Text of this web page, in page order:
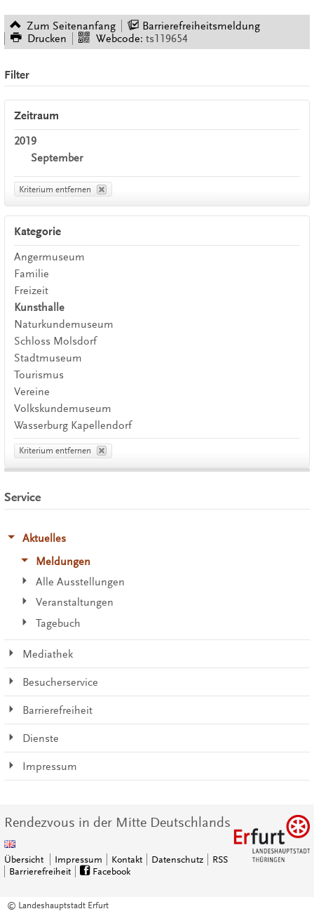
Zum Seitenanfang
Barrierefreiheitsmeldung
Drucken
Webcode: ts119654
Filter
Zeitraum
2019
September
Kriterium entfernen
Kategorie
Angermuseum
Familie
Freizeit
Kunsthalle
Naturkundemuseum
Schloss Molsdorf
Stadtmuseum
Tourismus
Vereine
Volkskundemuseum
Wasserburg Kapellendorf
Kriterium entfernen
Service
Aktuelles
Meldungen
Alle Ausstellungen
Veranstaltungen
Tagebuch
Mediathek
Besucherservice
Barrierefreiheit
Dienste
Impressum
Rendezvous in der Mitte Deutschlands
Übersicht Impressum Kontakt Datenschutz
RSS
Barrierefreiheit
Facebook
© Landeshauptstadt Erfurt